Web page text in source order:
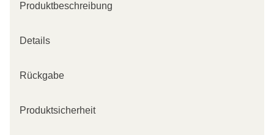
Produktbeschreibung
Details
Rückgabe
Produktsicherheit